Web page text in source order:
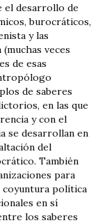
el desarrollo de
burocráticos,
y las
veces
de esas
de saberes
en las que
y con el
se desarrollan en
del
También
para
coyuntura política
en sí
los saberes